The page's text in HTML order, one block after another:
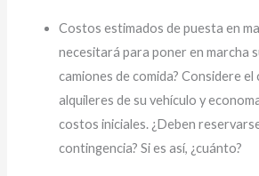
Costos estimados de puesta en
necesitará para poner en marcha
camiones de comida? Considere
alquileres de su vehículo y
costos iniciales. ¿Deben
contingencia? Si es así, ¿cuánto?